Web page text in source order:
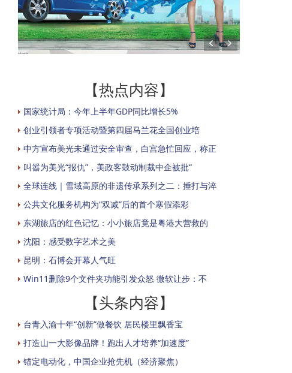
【热点内容】
国家统计局：今年上半年GDP同比增长5%
创业引领者专项活动暨第四届马兰花全国创业培
中方宣布美光未通过安全审查，白宫急忙回应，称正
叫嚣为美光“报仇”，美政客鼓动制裁中企被批“
全球连线｜雪域高原的非遗传承系列之二：捶打与淬
公共文化服务机构为“双减”后的首个寒假添彩
东湖旅店的红色记忆：小小旅店竟是粤港大营救的
沈阳：感受数字艺术之美
昆明：石博会开幕人气旺
Win11删除9个文件夹功能引发众怒 微软让步：不
【头条内容】
台青入渝十年“创新”做餐饮 居民楼里飘香宝
打造山一大影像品牌！跑出人才培养“加速度”
锚定电动化，中国企业抢先机（经济聚焦）